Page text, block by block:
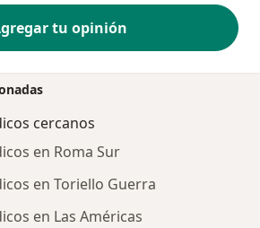
tu opinión
cercanos
en Roma Sur
en Toriello Guerra
en Las Américas